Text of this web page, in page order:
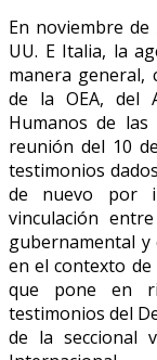
En noviembre de
UU. E Italia, la
manera general,
de la OEA, del
Humanos de las
reunión del 10
testimonios
de nuevo por
vinculación
gubernamental y
en el contexto
que pone en
testimonios del
de la seccional